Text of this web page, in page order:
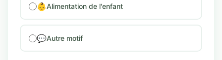
👶Alimentation de l'enfant
💬Autre motif